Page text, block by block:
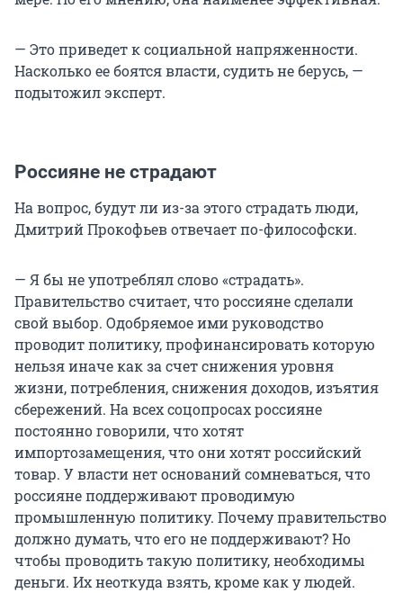
— Это приведет к социальной напряженности.
Насколько ее боятся власти, судить не берусь, —
подытожил эксперт.
Россияне не страдают
На вопрос, будут ли из-за этого страдать люди,
Дмитрий Прокофьев отвечает по-философски.
— Я бы не употреблял слово «страдать».
Правительство считает, что россияне сделали
свой выбор. Одобряемое ими руководство
проводит политику, профинансировать которую
нельзя иначе как за счет снижения уровня
жизни, потребления, снижения доходов, изъятия
сбережений. На всех соцопросах россияне
постоянно говорили, что хотят
импортозамещения, что они хотят российский
товар. У власти нет оснований сомневаться, что
россияне поддерживают проводимую
промышленную политику. Почему правительство
должно думать, что его не поддерживают? Но
чтобы проводить такую политику, необходимы
деньги. Их неоткуда взять, кроме как у людей.